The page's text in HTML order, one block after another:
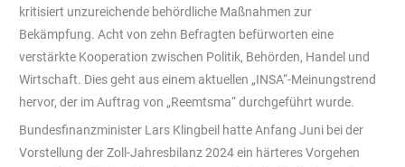
kritisiert unzureichende behördliche Maßnahmen zur
Bekämpfung. Acht von zehn Befragten befürworten eine
verstärkte Kooperation zwischen Politik, Behörden, Handel und
Wirtschaft. Dies geht aus einem aktuellen „INSA“-Meinungstrend
hervor, der im Auftrag von „Reemtsma“ durchgeführt wurde.
Bundesfinanzminister Lars Klingbeil hatte Anfang Juni bei der
Vorstellung der Zoll-Jahresbilanz 2024 ein härteres Vorgehen